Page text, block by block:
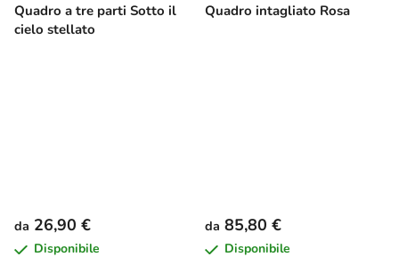
Quadro a tre parti Sotto il
cielo stellato
Quadro intagliato Rosa
da 26,90 €
Disponibile
da 85,80 €
Disponibile